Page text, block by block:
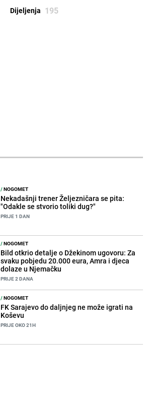
Dijeljenja 195
/NOGOMET
Nekadašnji trener Željezničara se pita:
"Odakle se stvorio toliki dug?"
PRIJE 1 DAN
/NOGOMET
Bild otkrio detalje o Džekinom ugovoru: Za
svaku pobjedu 20.000 eura, Amra i djeca
dolaze u Njemačku
PRIJE 2 DANA
/NOGOMET
FK Sarajevo do daljnjeg ne može igrati na
Koševu
PRIJE OKO 21H